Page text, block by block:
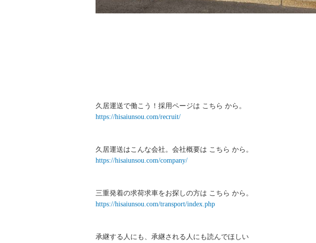
久居運送で働こう！採用ページは こちら から。
https://hisaiunsou.com/recruit/
久居運送はこんな会社。会社概要は こちら から。
https://hisaiunsou.com/company/
三重発着の求荷求車をお探しの方は こちら から。
https://hisaiunsou.com/transport/index.php
承継する人にも、承継される人にも読んでほしい